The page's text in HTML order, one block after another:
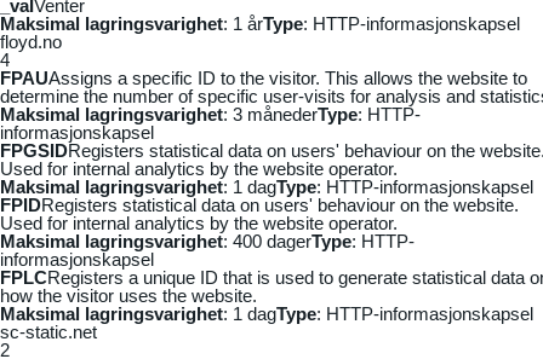
_vaIVenter
Maksimal lagringsvarighet: 1 årType: HTTP-informasjonskapsel
floyd.no
4
FPAUAssigns a specific ID to the visitor. This allows the website to
determine the number of specific user-visits for analysis and
Maksimal lagringsvarighet: 3 månederType: HTTP-
informasjonskapsel
FPGSIDRegisters statistical data on users' behaviour on the
Used for internal analytics by the website operator.
Maksimal lagringsvarighet: 1 dagType: HTTP-informasjonskapsel
FPIDRegisters statistical data on users' behaviour on the website.
Used for internal analytics by the website operator.
Maksimal lagringsvarighet: 400 dagerType: HTTP-
informasjonskapsel
FPLCRegisters a unique ID that is used to generate statistical data
how the visitor uses the website.
Maksimal lagringsvarighet: 1 dagType: HTTP-informasjonskapsel
sc-static.net
2